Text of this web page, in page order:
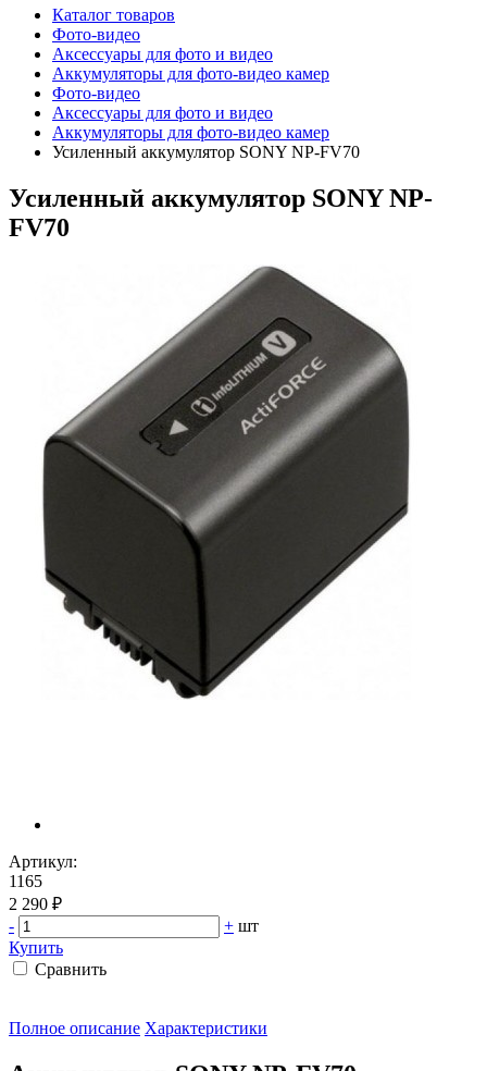
Каталог товаров
Фото-видео
Аксессуары для фото и видео
Аккумуляторы для фото-видео камер
Фото-видео
Аксессуары для фото и видео
Аккумуляторы для фото-видео камер
Усиленный аккумулятор SONY NP-FV70
Усиленный аккумулятор SONY NP-
FV70
Артикул:
1165
2 290 ₽
-
+ шт
Купить
Сравнить
Полное описание Характеристики